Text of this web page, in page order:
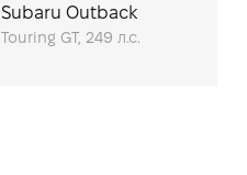
Subaru Outback
Touring GT, 249 л.с.